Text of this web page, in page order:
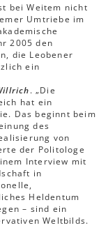
bei Weitem nicht
Umtriebe im
2005 den
die Leobener
ein
. „Die
hat ein
Das beginnt beim
des
von
der Politologe
Interview mit
in
Heldentum
– sind ein
Weltbilds.